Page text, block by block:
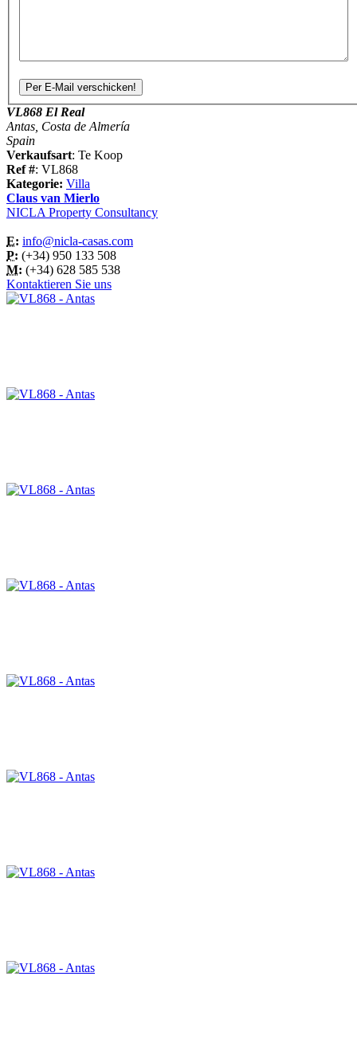
VL868 El Real
Antas, Costa de Almería
Spain
Verkaufsart: Te Koop
Ref #: VL868
Kategorie: Villa
Claus van Mierlo
NICLA Property Consultancy
E: info@nicla-casas.com
P: (+34) 950 133 508
M: (+34) 628 585 538
Kontaktieren Sie uns